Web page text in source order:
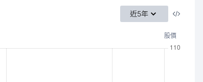
近5年